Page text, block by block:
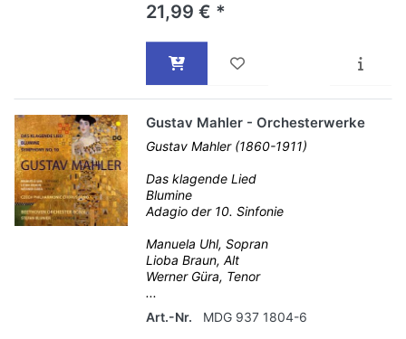
21,99 € *
Gustav Mahler - Orchesterwerke
Gustav Mahler (1860-1911)
Das klagende Lied
Blumine
Adagio der 10. Sinfonie
Manuela Uhl, Sopran
Lioba Braun, Alt
Werner Güra, Tenor
...
Art.-Nr.
MDG 937 1804-6